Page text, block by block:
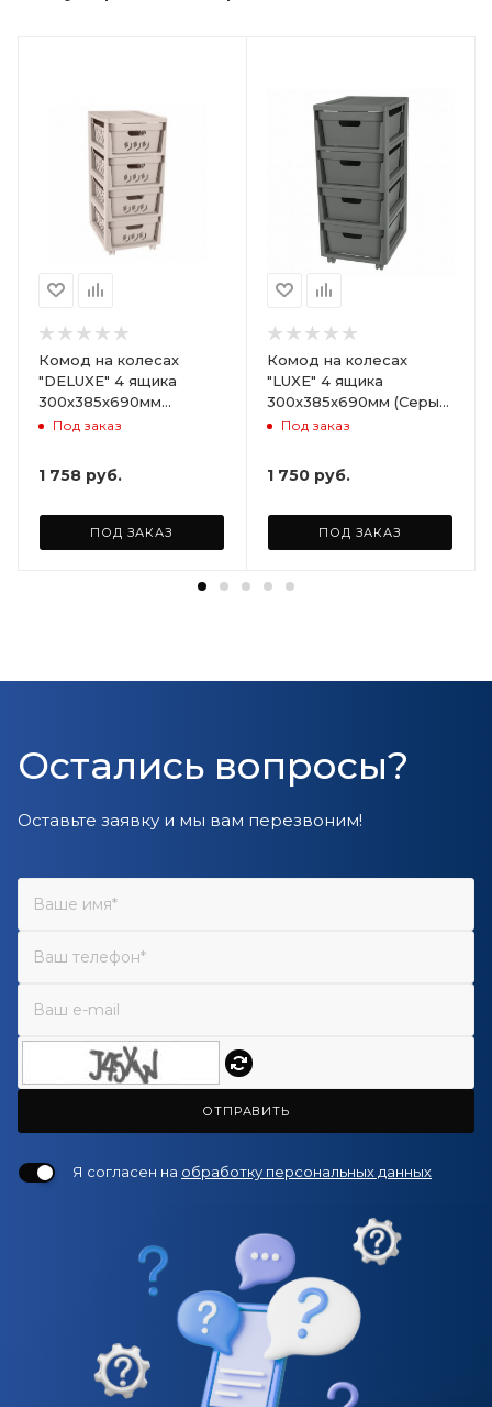
Комод на колесах
"DELUXE" 4 ящика
300х385х690мм
(Светло-бежевый)
Под заказ
1 758 руб.
ПОД ЗАКАЗ
Комод на колесах
"LUXE" 4 ящика
300х385х690мм (Серый)
ARD258086
Под заказ
1 750 руб.
ПОД ЗАКАЗ
Остались вопросы?
Оставьте заявку и мы вам перезвоним!
ОТПРАВИТЬ
Я согласен на обработку персональных данных